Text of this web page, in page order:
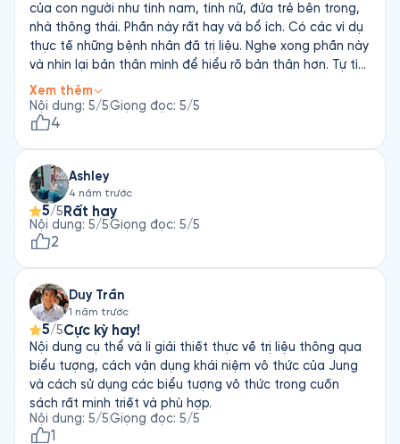
nhật bản tách audio. Mình cám ơn :)
của con người như tính nam, tính nữ, đứa trẻ bên trong,
nhà thông thái. Phần này rất hay và bổ ích. Có các ví dụ
thực tế những bệnh nhân đã trị liệu. Nghe xong phần này
và nhìn lại bản thân mình để hiểu rõ bản thân hơn. Tự tìm
cách chữa lành những nỗi đau trong mình và cải thiện,
cân bằng cuộc sống của mình. Phần hai chủ yếu là thủ
thuật trị liệu bằng thôi miên chắc chỉ dành cho các nhà
nhàng dễ nghe. Phần đứa trẻ bên trong rất hay. Có thể
đọc hoặc nghe thêm các sách của Thầy Thích Nhất
Hạnh về chủ để chữa lành đứa trẻ bên trong (như cuốn
Fears) để có cái nhìn và cách áp dụng sâu sắc cho bản
thân.
Xem thêm
Nội dung: 5/5Giọng đọc: 5/5
4
Ashley
4 năm trước
5/5 Rất hay
Nội dung: 5/5Giọng đọc: 5/5
2
Duy Trần
1 năm trước
5/5Cực kỳ hay!
Nội dung cụ thể và lí giải thiết thực về trị liệu thông qua
biểu tượng, cách vận dụng khái niệm vô thức của Jung
và cách sử dụng các biểu tượng vô thức trong cuốn
sách rất minh triết và phù hợp.
Nội dung: 5/5Giọng đọc: 5/5
1